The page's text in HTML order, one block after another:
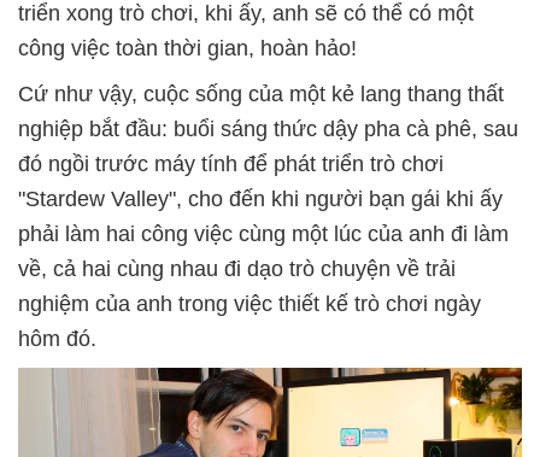
triển xong trò chơi, khi ấy, anh sẽ có thể có một
công việc toàn thời gian, hoàn hảo!
Cứ như vậy, cuộc sống của một kẻ lang thang thất
nghiệp bắt đầu: buổi sáng thức dậy pha cà phê, sau
đó ngồi trước máy tính để phát triển trò chơi
"Stardew Valley", cho đến khi người bạn gái khi ấy
phải làm hai công việc cùng một lúc của anh đi làm
về, cả hai cùng nhau đi dạo trò chuyện về trải
nghiệm của anh trong việc thiết kế trò chơi ngày
hôm đó.